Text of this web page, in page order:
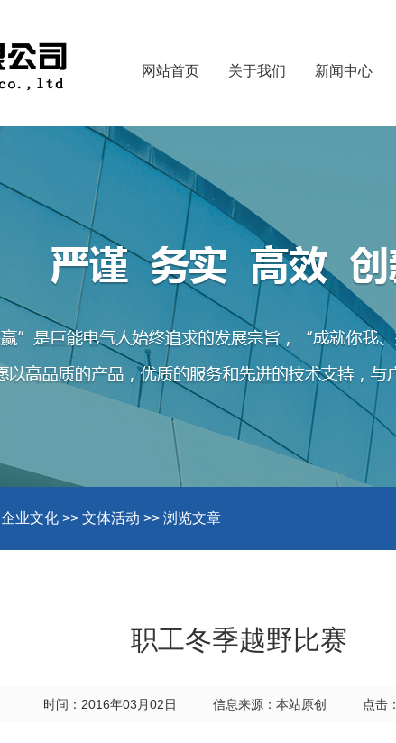
网站首页 关于我们 新闻中心
企业文化 >> 文体活动 >> 浏览文章
职工冬季越野比赛
时间：2016年03月02日 信息来源：本站原创 点击：